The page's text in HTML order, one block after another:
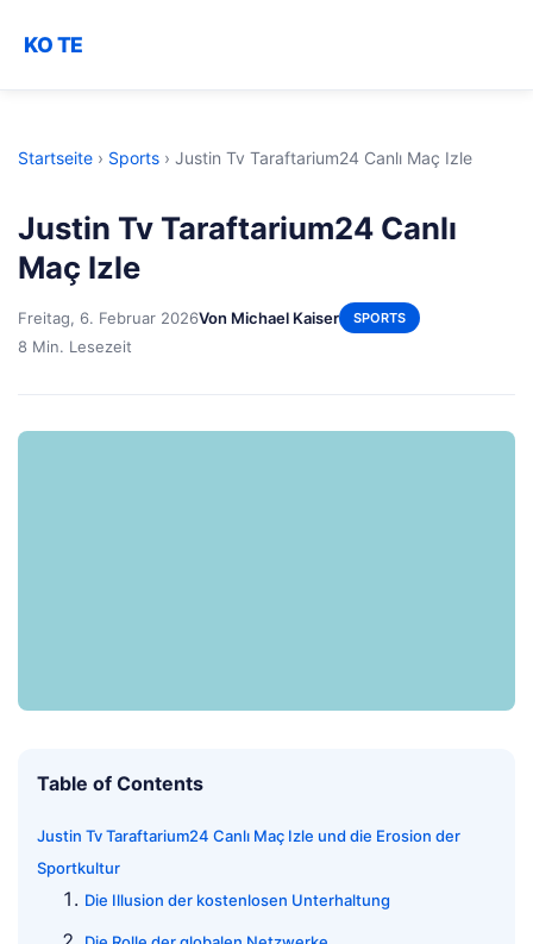
KO TE
Startseite › Sports › Justin Tv Taraftarium24 Canlı Maç Izle
Justin Tv Taraftarium24 Canlı
Maç Izle
Freitag, 6. Februar 2026Von Michael Kaiser SPORTS
8 Min. Lesezeit
Table of Contents
Justin Tv Taraftarium24 Canlı Maç Izle und die Erosion der
Sportkultur
Die Illusion der kostenlosen Unterhaltung